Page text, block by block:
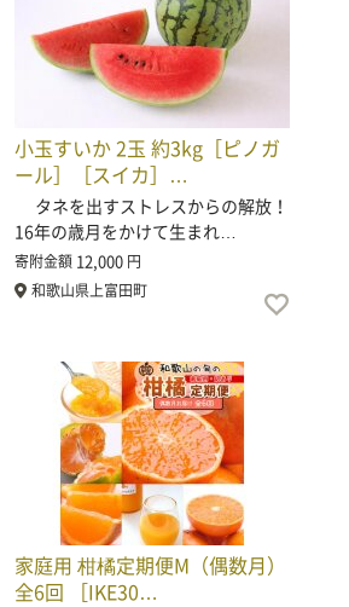
小玉すいか 2玉 約3kg［ピノガ
ール］［スイカ］…
タネを出すストレスからの解放！
16年の歳月をかけて生まれ…
寄附金額 12,000 円
和歌山県上富田町
家庭用 柑橘定期便M（偶数月）
全6回 ［IKE30…